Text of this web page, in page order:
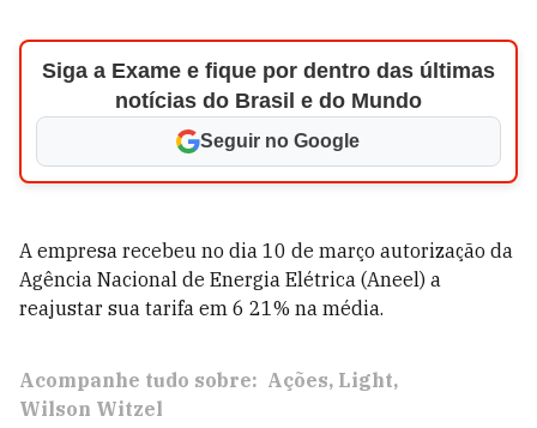
Siga a Exame e fique por dentro das últimas
notícias do Brasil e do Mundo
Seguir no Google
A empresa recebeu no dia 10 de março autorização da
Agência Nacional de Energia Elétrica (Aneel) a
reajustar sua tarifa em 6 21% na média.
Acompanhe tudo sobre: Ações Light
Wilson Witzel